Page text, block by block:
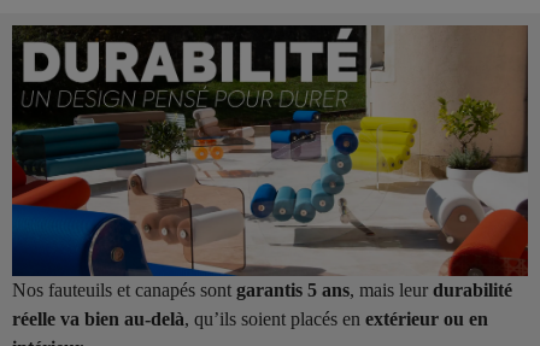
Nos fauteuils et canapés sont garantis 5 ans, mais leur durabilité
réelle va bien au-delà, qu’ils soient placés en extérieur ou en